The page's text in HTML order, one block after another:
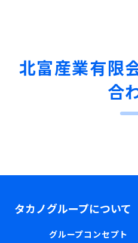
北富産業有限
合
タカノグループについて
グループコンセプト